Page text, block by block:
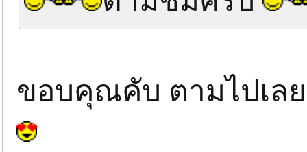
ขอบคุณคับ ตามไปเล